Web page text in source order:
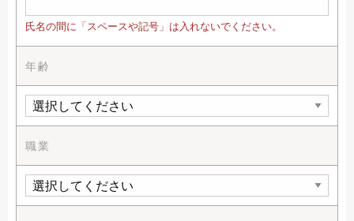
氏名の間に「スペースや記号」は入れないでください。
年齢
職業